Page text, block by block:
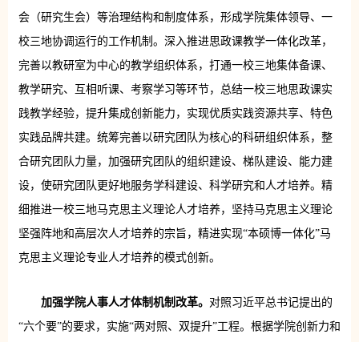
会（研究生会）等治理结构和制度体系，形成学院集体领导、一
校三地协调运行的工作机制。深入推进思政课教学一体化改革，
完善以教研室为中心的教学组织体系，打通一校三地集体备课、
教学研究、互相听课、考察学习等环节，总结一校三地思政课实
践教学经验，提升集成创新能力，实现优质实践资源共享、特色
实践品牌共建。统筹完善以研究团队为核心的科研组织体系，整
合研究团队力量，加强研究团队的组织建设、梯队建设、能力建
设，使研究团队更好地服务学科建设、科学研究和人才培养。精
细推进一校三地马克思主义理论人才培养，坚持马克思主义理论
坚强阵地和高层次人才培养的宗旨，精进实现“本硕博一体化”马
克思主义理论专业人才培养的模式创新。
加强学院人事人才体制机制改革。 对照习近平总书记提出的
“六个要”的要求，实施“两对照、双提升”工程。根据学院创新力和